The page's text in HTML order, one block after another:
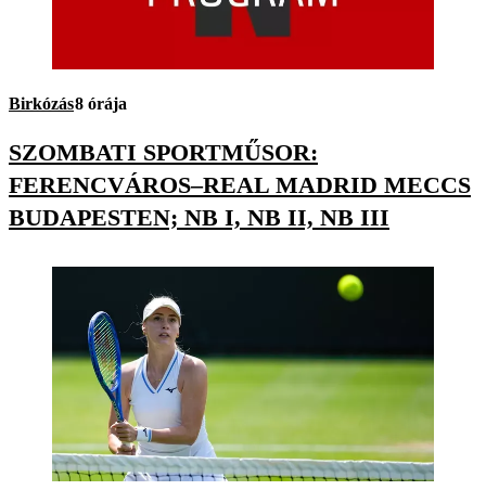
Birkózás8 órája
SZOMBATI SPORTMŰSOR:
FERENCVÁROS–REAL MADRID MECCS
BUDAPESTEN; NB I, NB II, NB III